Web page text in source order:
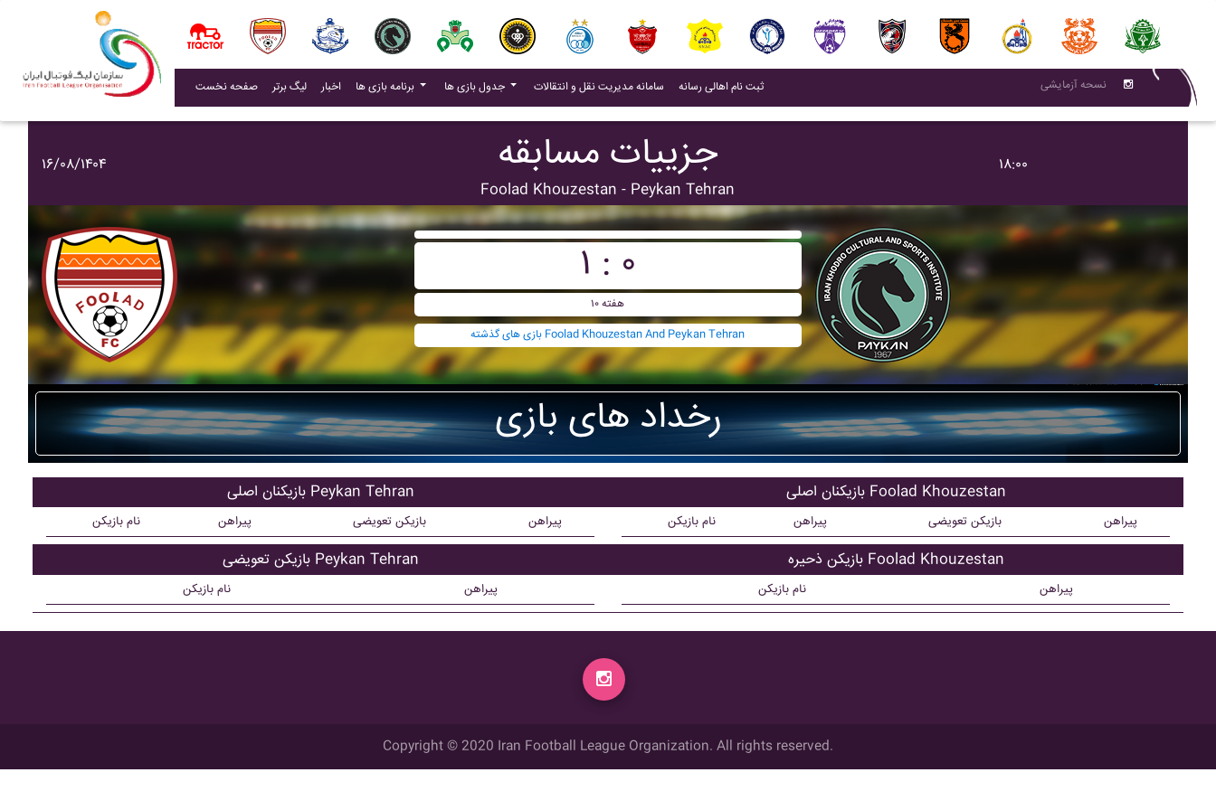
صفحه نخست لیگ برتر اخبار(current) برنامه بازی ها جدول بازی ها سامانه مدیریت نقل و انتقالات (current)
ثبت نام اهالی رسانه(current) نسحه آزمایشی
۱۶/۰۸/۱۴۰۴ جزییات مسابقه
Foolad Khouzestan - Peykan Tehran
۱۸:۰۰
۱ : ۰
هفته ۱۰
بازی های گذشته Foolad Khouzestan And Peykan Tehran
رخداد های بازی
بازیکنان اصلی Peykan Tehran
نام بازیکن پیراهن بازیکن تعویضی پیراهن
بازیکن تعویضی Peykan Tehran
نام بازیکن پیراهن
بازیکنان اصلی Foolad Khouzestan
نام بازیکن پیراهن بازیکن تعویضی پیراهن
بازیکن ذحیره Foolad Khouzestan
نام بازیکن پیراهن
Copyright © 2020 Iran Football League Organization. All rights reserved.